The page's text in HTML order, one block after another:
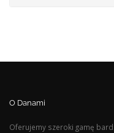
O Danami
Oferujemy szeroki gamę